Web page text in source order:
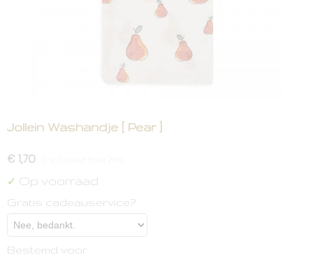
Jollein Washandje [ Pear ]
€ 1,70
✓ Op voorraad
Gratis cadeauservice?
Bestemd voor